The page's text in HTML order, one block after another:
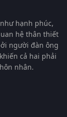
hạnh phúc,
hệ thân thiết
người đàn ông
cả hai phải
nhân.